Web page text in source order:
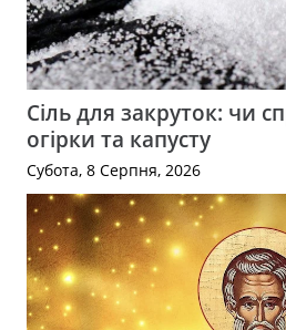
Сіль для закруток: чи
огірки та капусту
Субота, 8 Серпня, 2026